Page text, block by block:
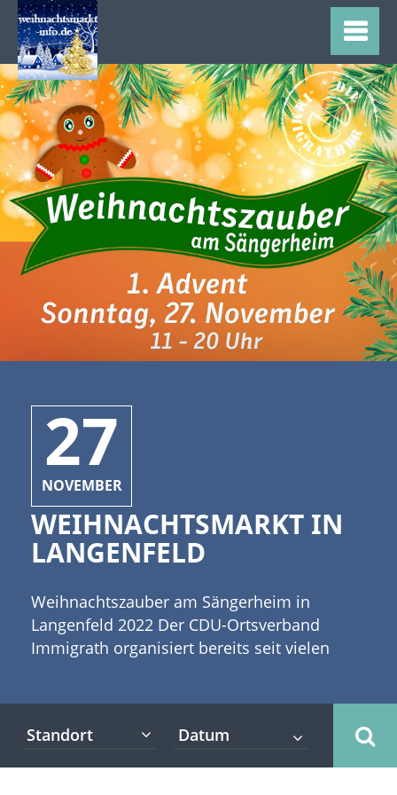
27
NOVEMBER
WEIHNACHTSMARKT IN
LANGENFELD
Weihnachtszauber am Sängerheim in
Langenfeld 2022 Der CDU-Ortsverband
Immigrath organisiert bereits seit vielen
im und um das Sängerheim am Jansenbusch
13 in Langenfeld durchführen. Trocken und
Standort